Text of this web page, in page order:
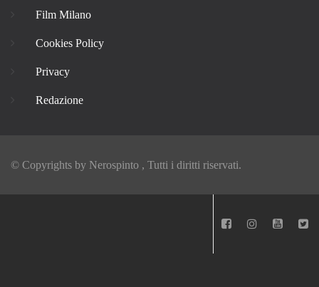
Film Milano
Cookies Policy
Privacy
Redazione
© Copyrights by Nerospinto , Tutti i diritti riservati.